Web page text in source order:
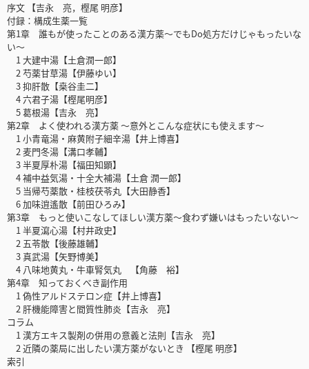
序文 【吉永 亮，樫尾 明彦】
付録：構成生薬一覧
第1章 誰もが使ったことのある漢方薬～でもDo処方だけじゃもったいな
い～
1 大建中湯【土倉潤一郎】
2 芍薬甘草湯【伊藤ゆい】
3 抑肝散【桒谷圭二】
4 六君子湯【樫尾明彦】
5 葛根湯【吉永 亮】
第2章 よく使われる漢方薬 ～意外とこんな症状にも使えます～
1 小青竜湯・麻黄附子細辛湯【井上博喜】
2 麦門冬湯【溝口孝輔】
3 半夏厚朴湯【福田知顕】
4 補中益気湯・十全大補湯【土倉 潤一郎】
5 当帰芍薬散・桂枝茯苓丸【大田静香】
6 加味逍遙散【前田ひろみ】
第3章 もっと使いこなしてほしい漢方薬～食わず嫌いはもったいない～
1 半夏瀉心湯【村井政史】
2 五苓散【後藤雄輔】
3 真武湯【矢野博美】
4 八味地黄丸・牛車腎気丸 【角藤 裕】
第4章 知っておくべき副作用
1 偽性アルドステロン症【井上博喜】
2 肝機能障害と間質性肺炎【吉永 亮】
コラム
1 漢方エキス製剤の併用の意義と法則【吉永 亮】
2 近隣の薬局に出したい漢方薬がないとき 【樫尾 明彦】
索引